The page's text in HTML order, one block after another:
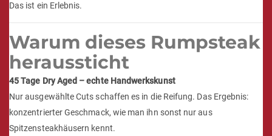
Das ist ein Erlebnis.
Warum dieses Rumpsteak
heraussticht
45 Tage Dry Aged – echte Handwerkskunst
Nur ausgewählte Cuts schaffen es in die Reifung. Das Ergebnis:
konzentrierter Geschmack, wie man ihn sonst nur aus
Spitzensteakhäusern kennt.